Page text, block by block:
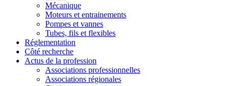
Mécanique
Moteurs et entrainements
Pompes et vannes
Tubes, fils et flexibles
Réglementation
Côté recherche
Actus de la profession
Associations professionnelles
Associations régionales